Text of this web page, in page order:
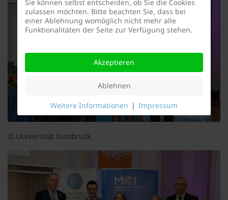
© Universität Innsbruck
Sie können selbst entscheiden, ob Sie die Cookies
zulassen möchten. Bitte beachten Sie, dass bei
einer Ablehnung womöglich nicht mehr alle
Funktionalitäten der Seite zur Verfügung stehen.
Akzeptieren
Ablehnen
Weitere Informationen | Impressum